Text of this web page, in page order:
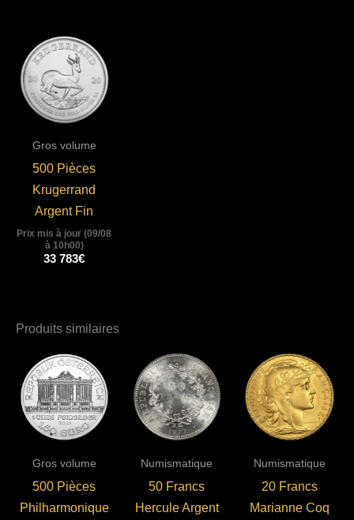
Gros volume
500 Pièces
Krugerrand
Argent Fin
Prix mis à jour (09/08
à 10h00)
33 783€
Produits similaires
Gros volume
500 Pièces
Philharmonique
Numismatique
50 Francs
Hercule Argent
Numismatique
20 Francs
Marianne Coq